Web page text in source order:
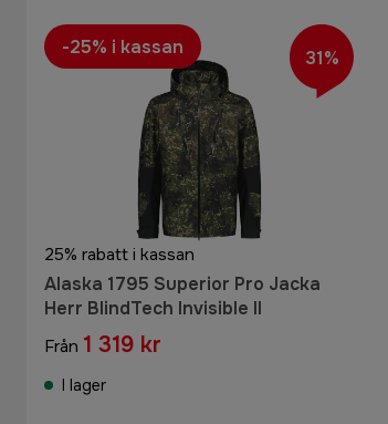
25% rabatt i kassan
Alaska 1795 Superior Pro Jacka
Herr BlindTech Invisible II
Från 1 319 kr
I lager
-25% i kassan 31%